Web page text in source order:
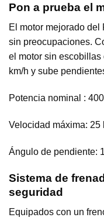
Pon a prueba el
El motor mejorado del
sin preocupaciones.
el motor sin
km/h y sube
Potencia nominal :
Velocidad máxima: 25
Ángulo de pendiente:
Sistema de
seguridad
Equipados con un